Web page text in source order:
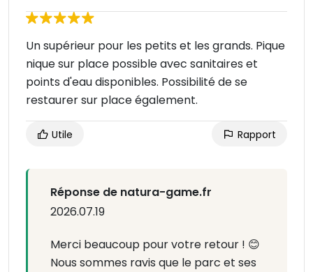
Un supérieur pour les petits et les grands. Pique
nique sur place possible avec sanitaires et
points d'eau disponibles. Possibilité de se
restaurer sur place également.
Utile Rapport
Réponse de natura-game.fr
2026.07.19
Merci beaucoup pour votre retour ! 😊
Nous sommes ravis que le parc et ses